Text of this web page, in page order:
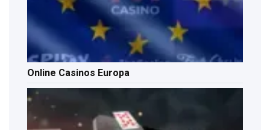
Online Casinos Europa